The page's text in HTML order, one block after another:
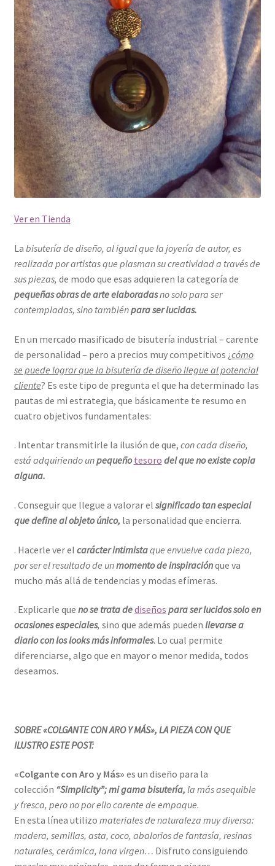
Ver en Tienda
La bisutería de diseño, al igual que la joyería de autor, es
realizada por artistas que plasman su creatividad a través de
sus piezas, de modo que esas adquieren la categoría de
pequeñas obras de arte elaboradasno solo para ser
contempladas, sino tambiénpara ser lucidas.
En un mercado masificado de bisutería industrial – carente
de personalidad – pero a precios muy competitivos ¿cómo
se puede lograr que la bisutería de diseño llegue al potencial
cliente? Es este tipo de pregunta el que ha determinado las
pautas de mi estrategia, que básicamente te resumo en
cuatro objetivos fundamentales:
. Intentar transmitirle la ilusión de que, con cada diseño,
está adquiriendo unpequeño tesoro del que no existe copia
alguna.
. Conseguir que llegue a valorar el significado tan especial
que define al objeto único, la personalidad que encierra.
. Hacerle ver el carácter intimistaque envuelve cada pieza,
por ser el resultado de unmomento de inspiraciónque va
mucho más allá de tendencias y modas efímeras.
. Explicarle que no se trata dediseños para ser lucidos solo en
ocasiones especiales, sino que además pueden llevarse a
diario con los looks más informales. Lo cual permite
diferenciarse, algo que en mayor o menor medida, todos
deseamos.
SOBRE «COLGANTE CON ARO Y MÁS», LA PIEZA CON QUE
ILUSTRO ESTE POST:
«Colgante con Aro y Más» es un diseño para la
colección “Simplicity”; mi gama bisutería, la más asequible
y fresca, pero no por ello carente de empaque.
En esta línea utilizo materiales de naturaleza muy diversa:
madera, semillas, asta, coco, abalorios de fantasía, resinas
naturales, cerámica, lana virgen… Disfruto consiguiendo